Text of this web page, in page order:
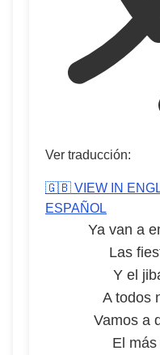
Ver traducción:
🇬🇧 VIEW IN
ESPAÑOL
Ya van a
Las
Y el
A todos
Vamos a
El